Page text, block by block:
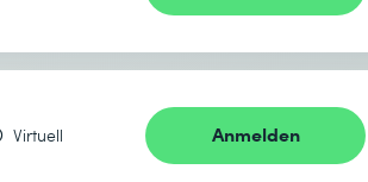
Virtuell Anmelden